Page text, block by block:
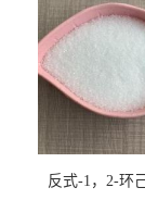
反式-1，2-环